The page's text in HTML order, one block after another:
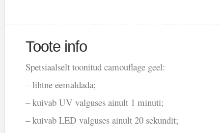
Toote info
Spetsiaalselt toonitud camouflage geel:
– lihtne eemaldada;
– kuivab UV valguses ainult 1 minuti;
– kuivab LED valguses ainult 20 sekundit;